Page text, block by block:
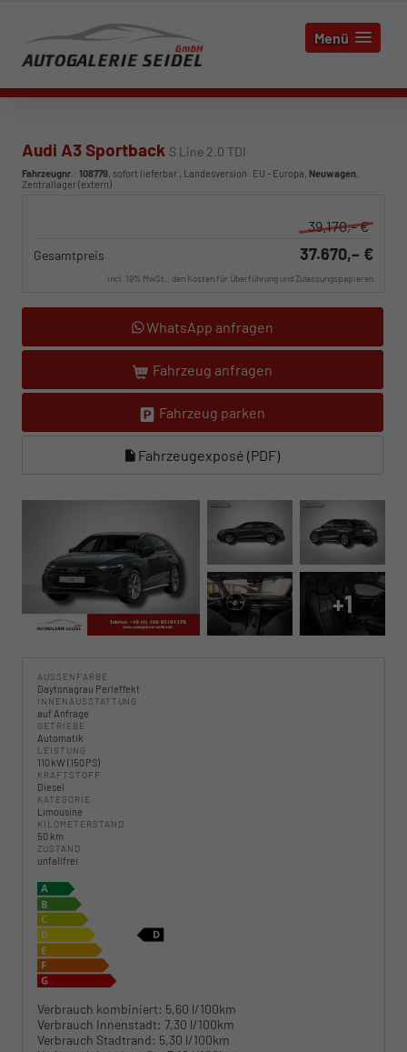
Menü
Audi A3 Sportback S Line 2.0 TDI
Fahrzeugnr.: 108779, sofort lieferbar , Landesversion: EU - Europa, Neuwagen,
Zentrallager (extern)
39.170,– €
Gesamtpreis 37.670,– €
incl. 19% MwSt., den Kosten für Überführung und Zulassungspapieren
WhatsApp anfragen
Fahrzeug anfragen
Fahrzeug parken
Fahrzeugexposé (PDF)
+1
AUSSENFARBE
Daytonagrau Perleffekt
INNENAUSSTATTUNG
auf Anfrage
GETRIEBE
Automatik
LEISTUNG
110 kW (150 PS)
KRAFTSTOFF
Diesel
KATEGORIE
Limousine
KILOMETERSTAND
50 km
ZUSTAND
unfallfrei
Verbrauch kombiniert: 5,60 l/100km
Verbrauch Innenstadt: 7,30 l/100km
Verbrauch Stadtrand: 5,30 l/100km